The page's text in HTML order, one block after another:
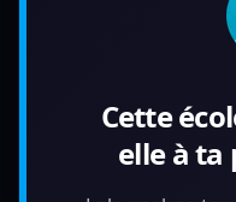
Cette
elle à ta